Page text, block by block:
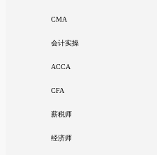
CMA
会计实操
ACCA
CFA
薪税师
经济师